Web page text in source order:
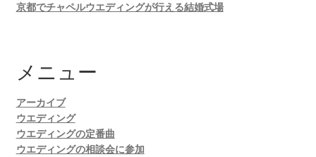
京都でチャペルウエディングが行える結婚式場
メニュー
アーカイブ
ウエディング
ウエディングの定番曲
ウエディングの相談会に参加